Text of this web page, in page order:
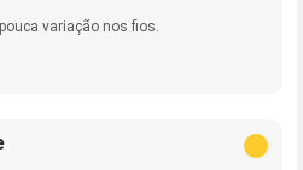
variação nos fios.